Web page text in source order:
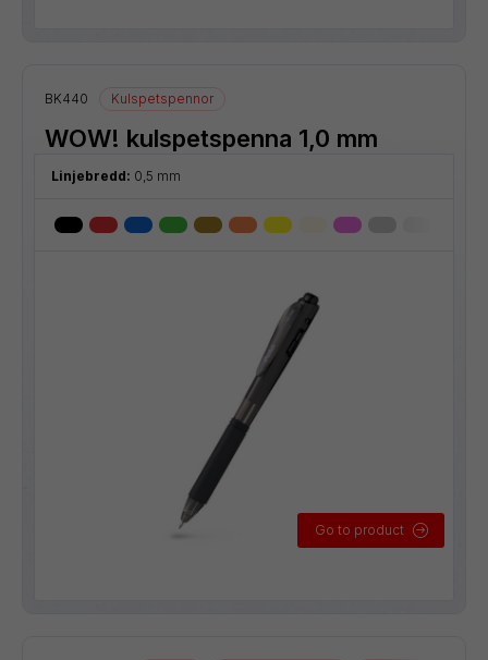
BK440 Kulspetspennor
WOW! kulspetspenna 1,0 mm
Linjebredd: 0,5 mm
Go to product